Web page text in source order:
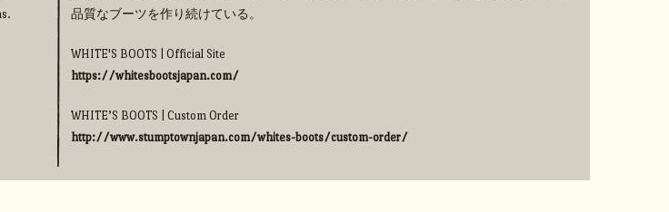
品質なブーツを作り続けている。
WHITE'S BOOTS | Official Site
https://whitesbootsjapan.com/
WHITE’S BOOTS | Custom Order
http://www.stumptownjapan.com/whites-boots/custom-order/